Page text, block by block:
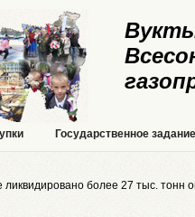
Государственное задание
ликвидировано более 27 тыс. тонн